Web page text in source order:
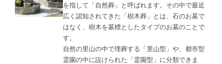
を指して「自然葬」と呼ばれます。その中で最近
広く認知されてきた「樹木葬」とは、石のお墓で
はなく、樹木を墓標としたタイプのお墓のことで
す。
自然の里山の中で埋葬する「里山型」や、都市型
霊園の中に設けられた「霊園型」に分類できま